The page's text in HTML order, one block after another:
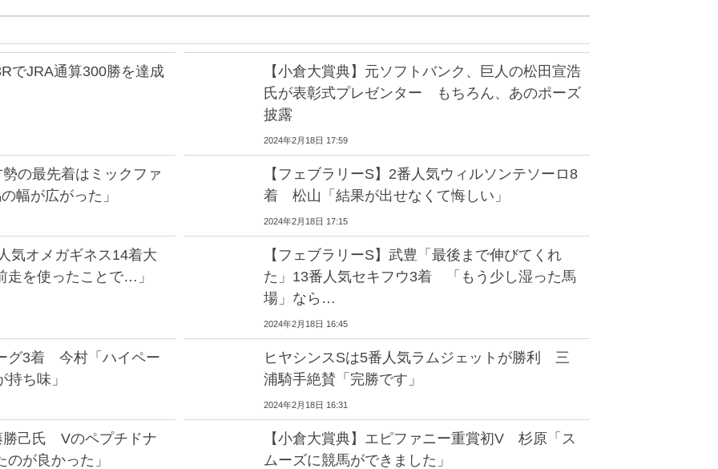
でJRA通算300勝を達成
【小倉大賞典】元ソフトバンク、巨人の松田宣浩
氏が表彰式プレゼンター もちろん、あのポーズ
披露
2024年2月18日 17:59
勢の最先着はミックファ
幅が広がった」
【フェブラリーS】2番人気ウィルソンテソーロ8
着 松山「結果が出せなくて悔しい」
2024年2月18日 17:15
気オメガギネス14着大
を使ったことで…」
【フェブラリーS】武豊「最後まで伸びてくれ
た」13番人気セキフウ3着 「もう少し湿った馬
場」なら…
2024年2月18日 16:45
グ3着 今村「ハイペー
ち味」
ヒヤシンスSは5番人気ラムジェットが勝利 三
浦騎手絶賛「完勝です」
2024年2月18日 16:31
勝己氏 Vのペプチドナ
が良かった」
【小倉大賞典】エピファニー重賞初V 杉原「ス
ムーズに競馬ができました」